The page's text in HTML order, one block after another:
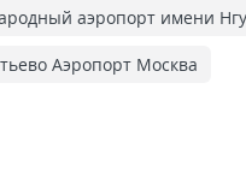
аэропорт имени
Аэропорт Москва